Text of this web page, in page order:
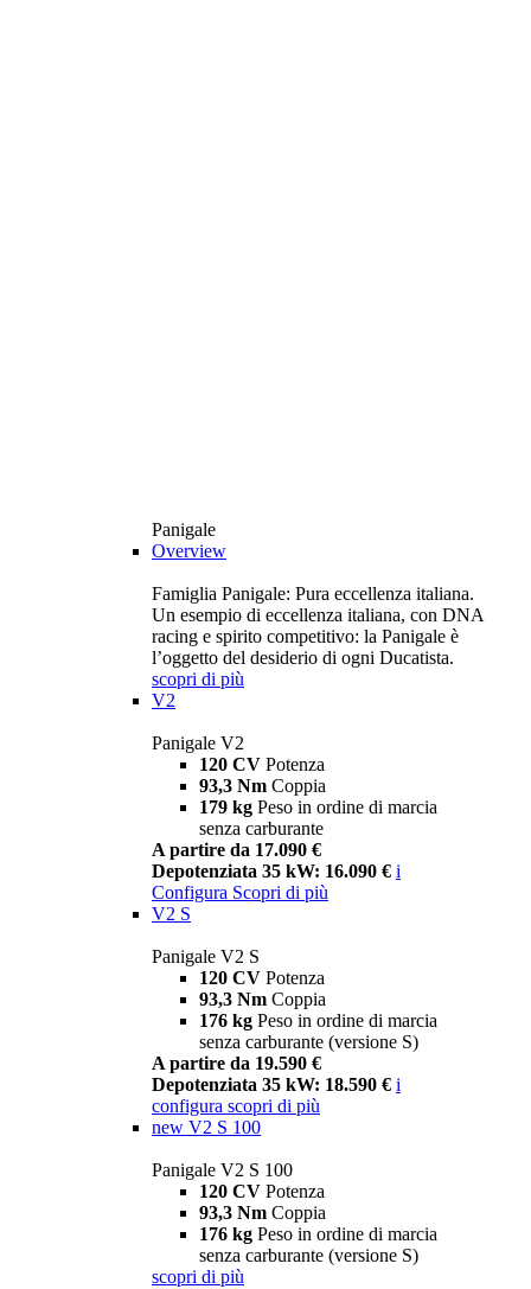
Panigale
Overview
Famiglia Panigale: Pura eccellenza italiana.
Un esempio di eccellenza italiana, con DNA
racing e spirito competitivo: la Panigale è
l’oggetto del desiderio di ogni Ducatista.
scopri di più
V2
Panigale V2
120 CV Potenza
93,3 Nm Coppia
179 kg Peso in ordine di marcia
senza carburante
A partire da 17.090 €
Depotenziata 35 kW: 16.090 € i
Configura Scopri di più
V2 S
Panigale V2 S
120 CV Potenza
93,3 Nm Coppia
176 kg Peso in ordine di marcia
senza carburante (versione S)
A partire da 19.590 €
Depotenziata 35 kW: 18.590 € i
configura scopri di più
new V2 S 100
Panigale V2 S 100
120 CV Potenza
93,3 Nm Coppia
176 kg Peso in ordine di marcia
senza carburante (versione S)
scopri di più